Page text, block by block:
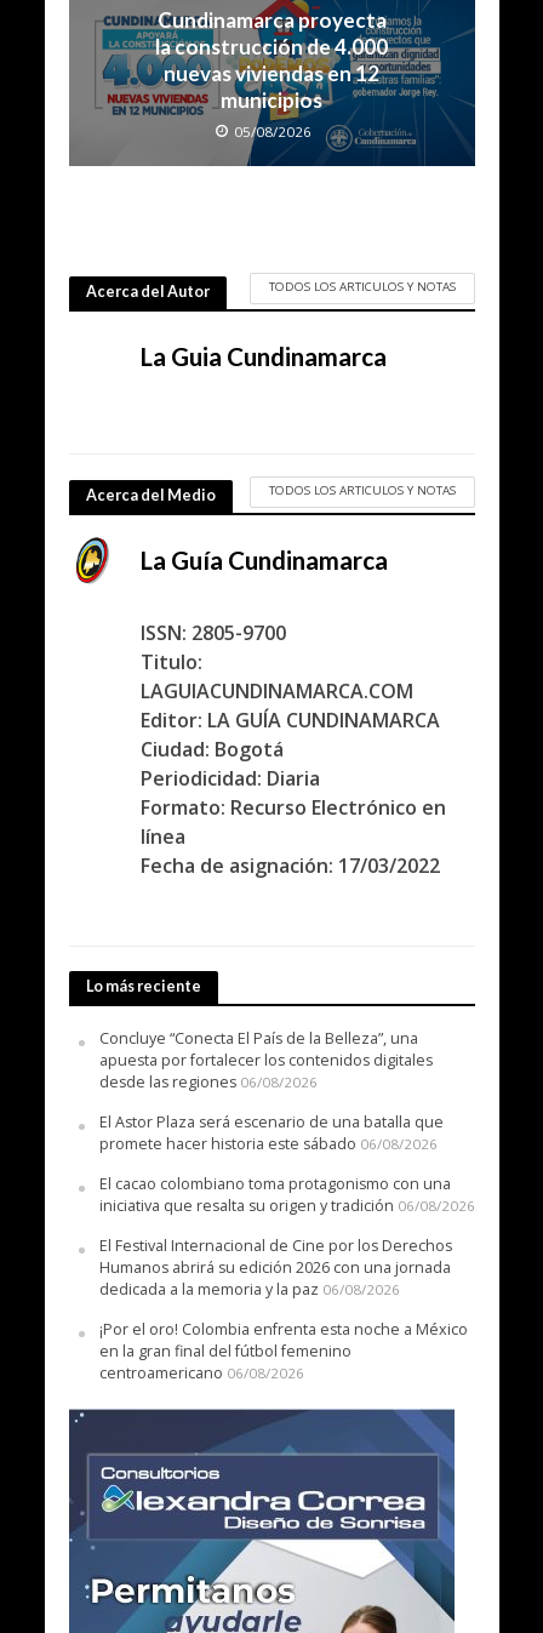
Cundinamarca proyecta
la construcción de 4.000
nuevas viviendas en 12
municipios
05/08/2026
Acerca del Autor TODOS LOS ARTICULOS Y NOTAS
La Guia Cundinamarca
Acerca del Medio TODOS LOS ARTICULOS Y NOTAS
La Guía Cundinamarca
ISSN: 2805-9700
Titulo:
LAGUIACUNDINAMARCA.COM
Editor: LA GUÍA CUNDINAMARCA
Ciudad: Bogotá
Periodicidad: Diaria
Formato: Recurso Electrónico en
línea
Fecha de asignación: 17/03/2022
Lo más reciente
Concluye “Conecta El País de la Belleza”, una
apuesta por fortalecer los contenidos digitales
desde las regiones 06/08/2026
El Astor Plaza será escenario de una batalla que
promete hacer historia este sábado 06/08/2026
El cacao colombiano toma protagonismo con una
iniciativa que resalta su origen y tradición 06/08/2026
El Festival Internacional de Cine por los Derechos
Humanos abrirá su edición 2026 con una jornada
dedicada a la memoria y la paz 06/08/2026
¡Por el oro! Colombia enfrenta esta noche a México
en la gran final del fútbol femenino
centroamericano 06/08/2026